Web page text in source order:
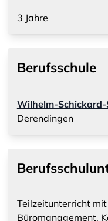
3 Jahre
Berufsschule
Wilhelm-Schickard-
Derendingen
Teilzeitunterricht
Büromanagement,